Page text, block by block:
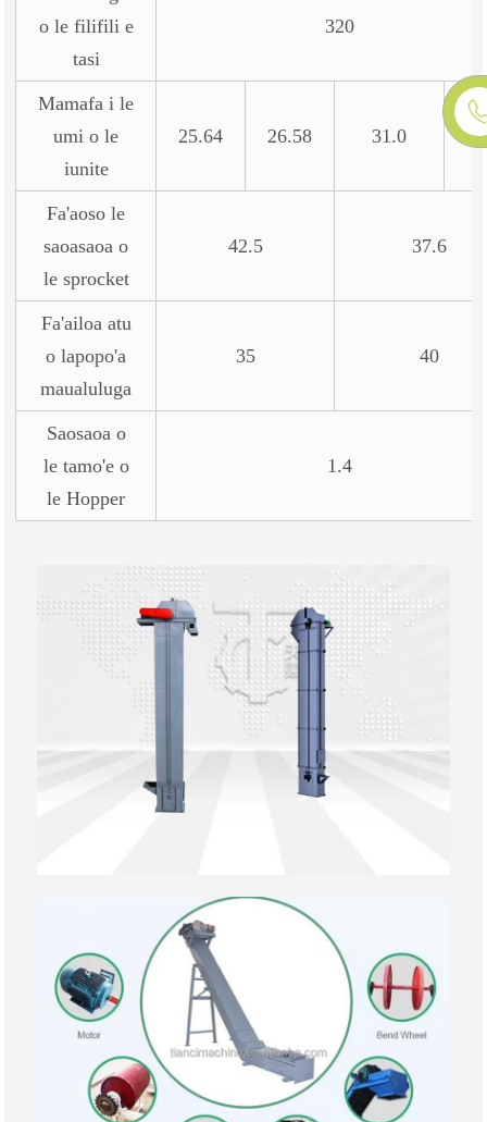
o le filifili e
tasi
320
Mamafa i le
umi o le
iunite
25.64 26.58 31.0
Fa'aoso le
saoasaoa o
le sprocket
42.5 37.6
Fa'ailoa atu
o lapopo'a
maualuluga
35 40
Saosaoa o
le tamo'e o
le Hopper
1.4